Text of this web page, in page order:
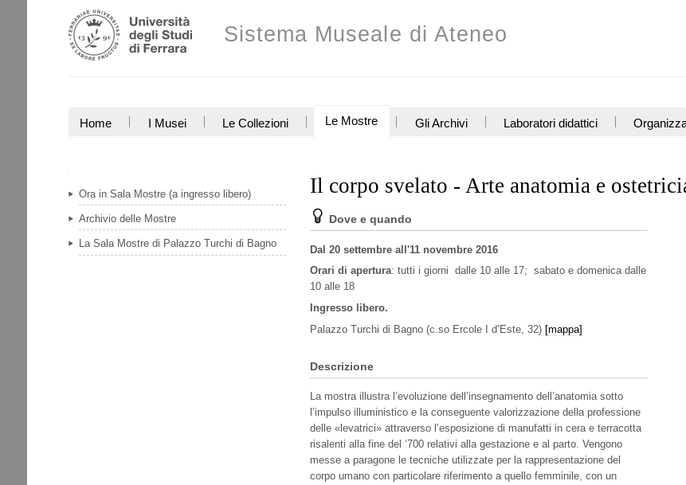
Salta
ai
contenuti.
Strumenti
personali
Sistema Museale di Ateneo
SEZIONI
Home I Musei Le Collezioni Le Mostre Gli Archivi Laboratori didattici
Il corpo svelato - Arte anatomia e
Dove e quando
Dal 20 settembre all'11 novembre 2016
Orari di apertura: tutti i giorni dalle 10 alle 17; sabato e domenica dalle
10 alle 18
Ingresso libero.
Palazzo Turchi di Bagno (c.so Ercole I d’Este, 32)[mappa]
Descrizione
La mostra illustra l’evoluzione dell’insegnamento dell’anatomia sotto
l’impulso illuministico e la conseguente valorizzazione della professione
delle «levatrici» attraverso l’esposizione di manufatti in cera e terracotta
risalenti alla fine del ‘700 relativi alla gestazione e al parto. Vengono
messe a paragone le tecniche utilizzate per la rappresentazione del
corpo umano con particolare riferimento a quello femminile, con un
Ora in Sala Mostre (a ingresso libero)
Archivio delle Mostre
La Sala Mostre di Palazzo Turchi di Bagno